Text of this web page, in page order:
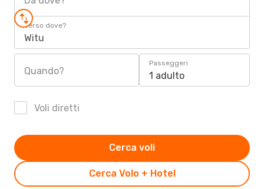
Verso dove?
Witu
Quando?
Passeggeri
1 adulto
Voli diretti
Cerca Volo + Hotel
Cerca voli